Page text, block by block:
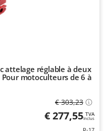
attelage réglable à deux
motoculteurs de 6 à
€ 303,23
€ 277,55 TVA
Inclus